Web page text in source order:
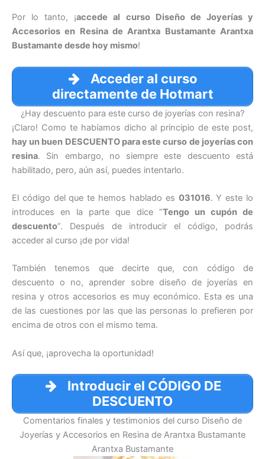
Por lo tanto, ¡accede al curso Diseño de Joyerías y
Accesorios en Resina de Arantxa Bustamante Arantxa
Bustamante desde hoy mismo!
Acceder al curso
directamente de Hotmart
¿Hay descuento para este curso de joyerías con resina?
¡Claro! Como te habíamos dicho al principio de este post,
hay un buen DESCUENTO para este curso de joyerías con
resina. Sin embargo, no siempre este descuento está
habilitado, pero, aún así, puedes intentarlo.
El código del que te hemos hablado es 031016. Y este lo
introduces en la parte que dice “Tengo un cupón de
descuento”. Después de introducir el código, podrás
acceder al curso ¡de por vida!
También tenemos que decirte que, con código de
descuento o no, aprender sobre diseño de joyerías en
resina y otros accesorios es muy económico. Esta es una
de las cuestiones por las que las personas lo prefieren por
encima de otros con el mismo tema.
Así que, ¡aprovecha la oportunidad!
Introducir el CÓDIGO DE
DESCUENTO
Comentarios finales y testimonios del curso Diseño de
Joyerías y Accesorios en Resina de Arantxa Bustamante
Arantxa Bustamante